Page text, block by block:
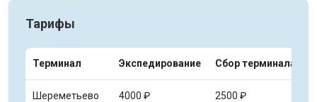
Тарифы
Терминал Экспедирование Сбор терминала
Шереметьево
4000 ₽ 2500 ₽